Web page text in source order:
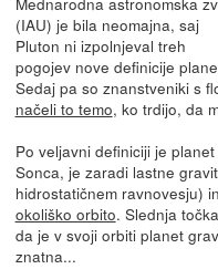
(IAU) je bila neomajna, saj
Pluton ni izpolnjeval treh
pogojev nove definicije
Sedaj pa so znanstveniki s
načeli to temo, ko trdijo, da
Po veljavni definiciji je
Sonca, je zaradi lastne
hidrostatičnem ravnovesju)
okoliško orbito. Slednja
da je v svoji orbiti planet
znatna...